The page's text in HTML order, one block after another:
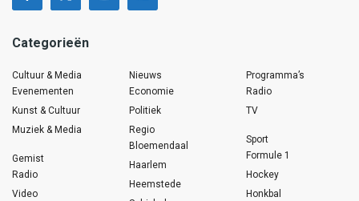
Categorieën
Cultuur & Media
Evenementen
Kunst & Cultuur
Muziek & Media
Gemist
Radio
Video
Nieuws
Economie
Politiek
Regio
Bloemendaal
Haarlem
Heemstede
Programma’s
Radio
TV
Sport
Formule 1
Hockey
Honkbal